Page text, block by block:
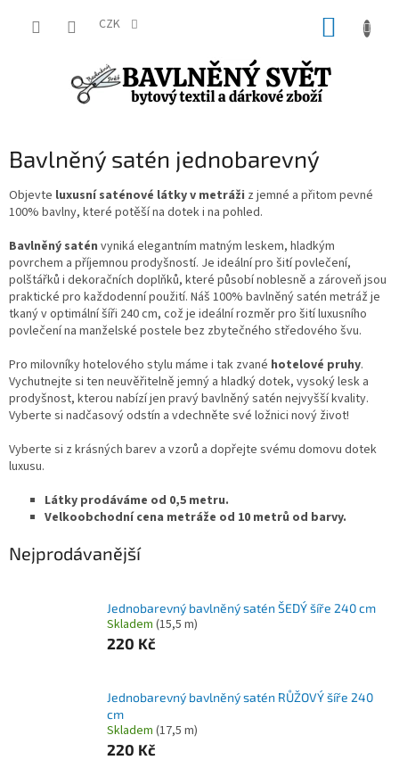
CZK
Bavlněný satén jednobarevný
Objevte luxusní saténové látky v metráži z jemné a přitom pevné
100% bavlny, které potěší na dotek i na pohled.
Bavlněný satén vyniká elegantním matným leskem, hladkým
povrchem a příjemnou prodyšností. Je ideální pro šití povlečení,
polštářků i dekoračních doplňků, které působí noblesně a zároveň jsou
praktické pro každodenní použití. Náš 100% bavlněný satén metráž je
tkaný v optimální šíři 240 cm, což je ideální rozměr pro šití luxusního
povlečení na manželské postele bez zbytečného středového švu.
Pro milovníky hotelového stylu máme i tak zvané hotelové pruhy.
Vychutnejte si ten neuvěřitelně jemný a hladký dotek, vysoký lesk a
prodyšnost, kterou nabízí jen pravý bavlněný satén nejvyšší kvality.
Vyberte si nadčasový odstín a vdechněte své ložnici nový život!
Vyberte si z krásných barev a vzorů a dopřejte svému domovu dotek
luxusu.
Látky prodáváme od 0,5 metru.
Velkoobchodní cena metráže od 10 metrů od barvy.
Nejprodávanější
Jednobarevný bavlněný satén ŠEDÝ šíře 240 cm
Skladem (15,5 m)
220 Kč
Jednobarevný bavlněný satén RŮŽOVÝ šíře 240
cm
Skladem (17,5 m)
220 Kč